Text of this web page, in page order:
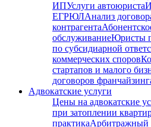
ИПУслуги автоюриста
ЕГРЮЛАнализ
контрагента
обслуживаниеЮристы
по субсидиарной
коммерческих споров
стартапов и малого
договоров
Адвокатские услуги
Цены на адвокатские
при затоплении
практикаАрбитражный